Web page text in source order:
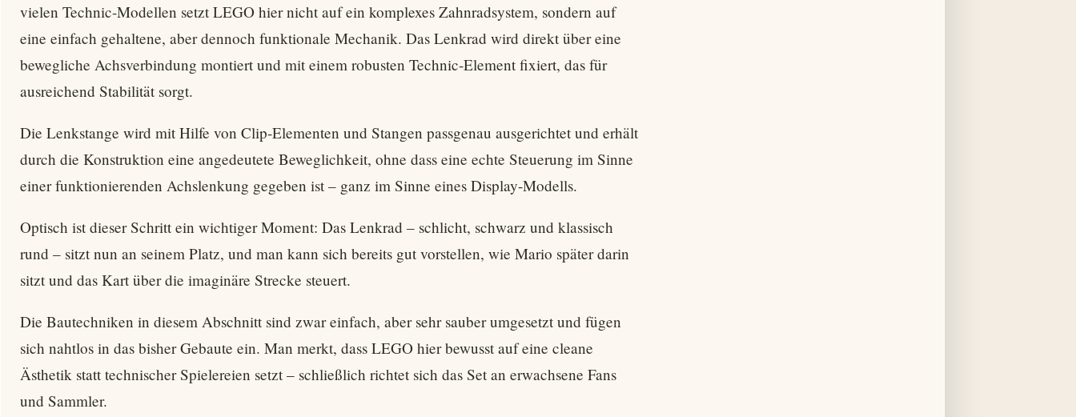
vielen Technic-Modellen setzt LEGO hier nicht auf ein komplexes Zahnradsystem, sondern auf
eine einfach gehaltene, aber dennoch funktionale Mechanik. Das Lenkrad wird direkt über eine
bewegliche Achsverbindung montiert und mit einem robusten Technic-Element fixiert, das für
ausreichend Stabilität sorgt.
Die Lenkstange wird mit Hilfe von Clip-Elementen und Stangen passgenau ausgerichtet und erhält
durch die Konstruktion eine angedeutete Beweglichkeit, ohne dass eine echte Steuerung im Sinne
einer funktionierenden Achslenkung gegeben ist – ganz im Sinne eines Display-Modells.
Optisch ist dieser Schritt ein wichtiger Moment: Das Lenkrad – schlicht, schwarz und klassisch
rund – sitzt nun an seinem Platz, und man kann sich bereits gut vorstellen, wie Mario später darin
sitzt und das Kart über die imaginäre Strecke steuert.
Die Bautechniken in diesem Abschnitt sind zwar einfach, aber sehr sauber umgesetzt und fügen
sich nahtlos in das bisher Gebaute ein. Man merkt, dass LEGO hier bewusst auf eine cleane
Ästhetik statt technischer Spielereien setzt – schließlich richtet sich das Set an erwachsene Fans
und Sammler.